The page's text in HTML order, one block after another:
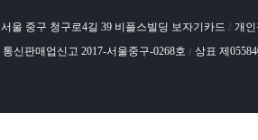
서울 중구 청구로4길 39 비플스빌딩 보자기카드 / 개
통신판매업신고 2017-서울중구-0268호 / 상표 제